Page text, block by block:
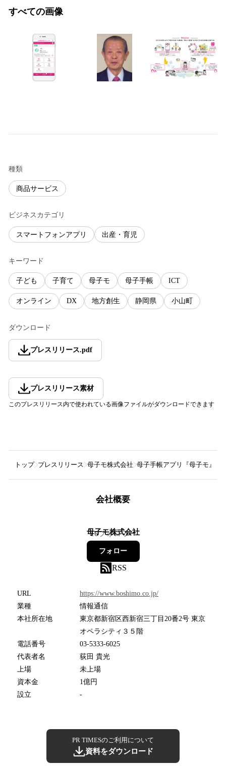
すべての画像
種類
商品サービス
ビジネスカテゴリ
スマートフォンアプリ 出産・育児
キーワード
子ども 子育て 母子モ 母子手帳 ICT
オンライン DX 地方創生 静岡県 小山町
ダウンロード
プレスリリース.pdf
プレスリリース素材
このプレスリリース内で使われている画像ファイルがダウンロードできます
トップ プレスリリース 母子モ株式会社 母子手帳アプリ『母子モ』が
会社概要
母子モ株式会社
16フォロワー
フォロー
RSS
URL
https://www.boshimo.co.jp/
業種
情報通信
本社所在地
東京都新宿区西新宿三丁目20番2号 東京
オペラシティ３５階
電話番号
03-5333-6025
代表者名
荻田 貴光
上場
未上場
資本金
1億円
設立
-
PR TIMESのご利用について
資料をダウンロード